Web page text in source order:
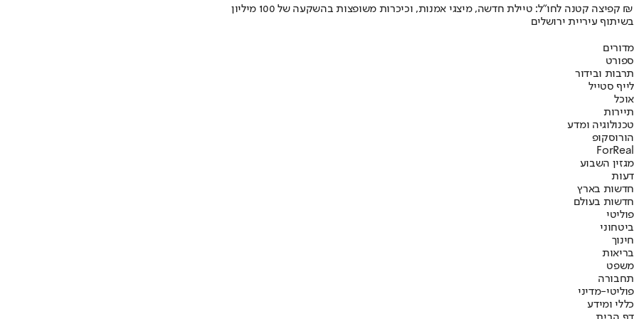
קפיצה קטנה לחו"ל: טיילת חדשה, מיצגי אמנות, וכיכרות משופצות בהשקעה של 100 מיליון ₪
בשיתוף עיריית ירושלים
מדורים
ספורט
תרבות ובידור
לייף סטייל
אוכל
תיירות
טכנולוגיה ומדע
הורוסקופ
ForReal
מגזין השבוע
דעות
חדשות בארץ
חדשות בעולם
פוליטי
ביטחוני
חינוך
בריאות
משפט
תחבורה
פוליטי-מדיני
כללי ומידע